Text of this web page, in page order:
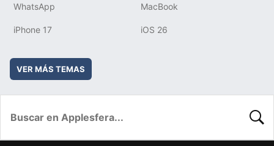
WhatsApp MacBook
iPhone 17 iOS 26
VER MÁS TEMAS